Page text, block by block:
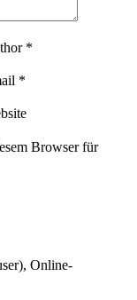
*
*
Browser für
Online-